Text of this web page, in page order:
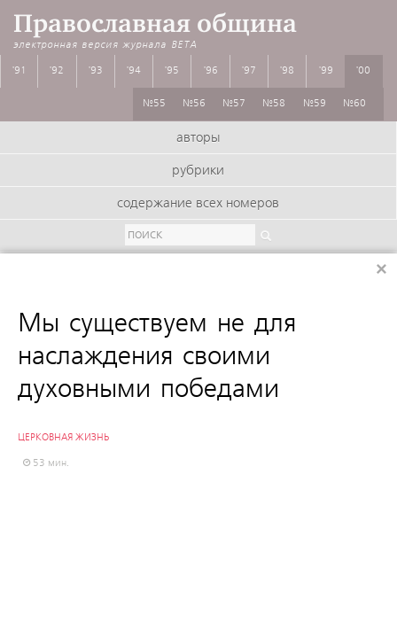
Православная община
электронная версия журнала BETA
'91 '92 '93 '94 '95 '96 '97 '98 '99 '00
№55 №56 №57 №58 №59 №60
авторы
рубрики
содержание всех номеров
Мы существуем не для
наслаждения своими
духовными победами
ЦЕРКОВНАЯ ЖИЗНЬ
53 мин.
×